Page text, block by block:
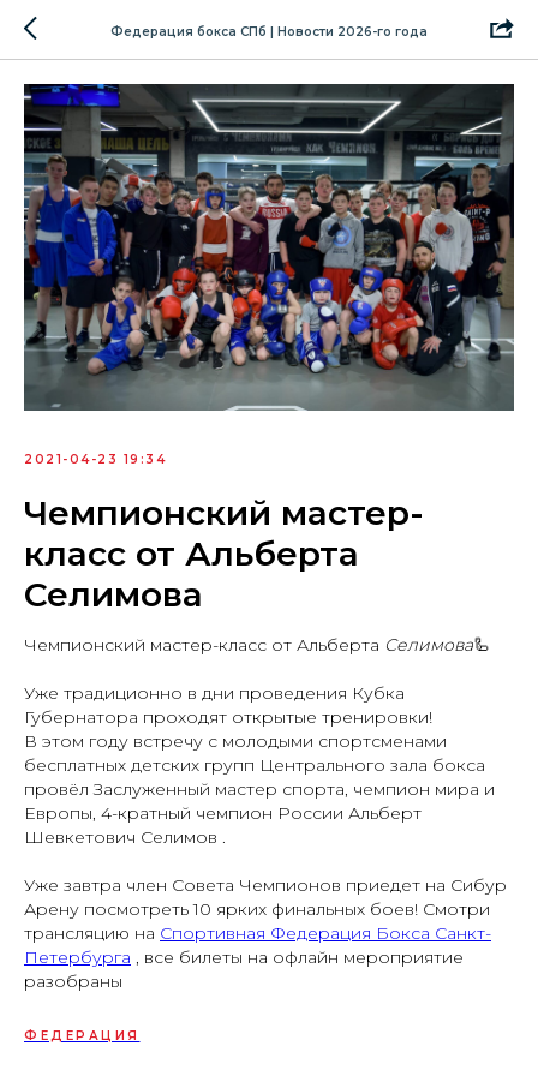
Федерация бокса СПб | Новости 2026-го года
2021-04-23 19:34
Чемпионский мастер-
класс от Альберта
Селимова
Чемпионский мастер-класс от Альберта Селимова🦾
Уже традиционно в дни проведения Кубка
Губернатора проходят открытые тренировки!
В этом году встречу с молодыми спортсменами
бесплатных детских групп Центрального зала бокса
провёл Заслуженный мастер спорта, чемпион мира и
Европы, 4-кратный чемпион России Альберт
Шевкетович Селимов .
Уже завтра член Совета Чемпионов приедет на Сибур
Арену посмотреть 10 ярких финальных боев! Смотри
трансляцию на Спортивная Федерация Бокса Санкт-
Петербурга , все билеты на офлайн мероприятие
разобраны
ФЕДЕРАЦИЯ